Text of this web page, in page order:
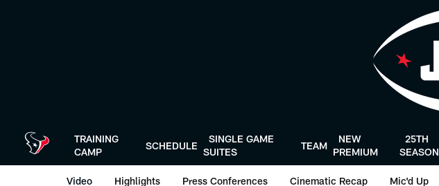
TRAINING
CAMP
SCHEDULE
SINGLE GAME
SUITES
TEAM
NEW
PREMIUM
25TH
SEASON
Video Highlights Press Conferences Cinematic Recap Mic'd Up